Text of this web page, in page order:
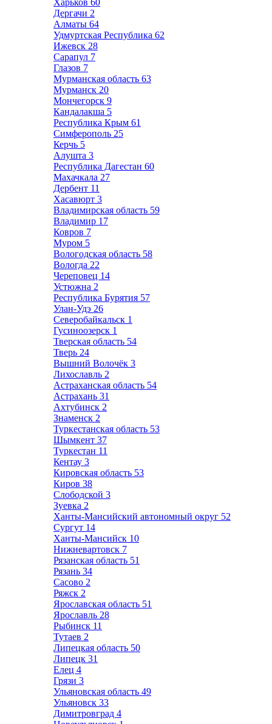
Харьков 60
Дергачи 2
Алматы 64
Удмуртская Республика 62
Ижевск 28
Сарапул 7
Глазов 7
Мурманская область 63
Мурманск 20
Мончегорск 9
Кандалакша 5
Республика Крым 61
Симферополь 25
Керчь 5
Алушта 3
Республика Дагестан 60
Махачкала 27
Дербент 11
Хасавюрт 3
Владимирская область 59
Владимир 17
Ковров 7
Муром 5
Вологодская область 58
Вологда 22
Череповец 14
Устюжна 2
Республика Бурятия 57
Улан-Удэ 26
Северобайкальск 1
Гусиноозерск 1
Тверская область 54
Тверь 24
Вышний Волочёк 3
Лихославль 2
Астраханская область 54
Астрахань 31
Ахтубинск 2
Знаменск 2
Туркестанская область 53
Шымкент 37
Туркестан 11
Кентау 3
Кировская область 53
Киров 38
Слободской 3
Зуевка 2
Ханты-Мансийский автономный округ 52
Сургут 14
Ханты-Мансийск 10
Нижневартовск 7
Рязанская область 51
Рязань 34
Сасово 2
Ряжск 2
Ярославская область 51
Ярославль 28
Рыбинск 11
Тутаев 2
Липецкая область 50
Липецк 31
Елец 4
Грязи 3
Ульяновская область 49
Ульяновск 33
Димитровград 4